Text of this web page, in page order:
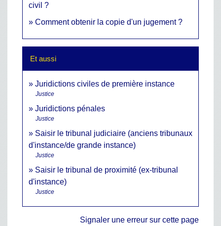
civil ?
Comment obtenir la copie d'un jugement ?
Et aussi
Juridictions civiles de première instance
Justice
Juridictions pénales
Justice
Saisir le tribunal judiciaire (anciens tribunaux
d'instance/de grande instance)
Justice
Saisir le tribunal de proximité (ex-tribunal
d'instance)
Justice
Signaler une erreur sur cette page